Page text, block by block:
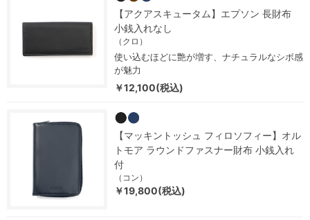
【アクアスキュータム】エプソン 長財布
小銭入れなし
（クロ）
使い込むほどに艶が増す、ナチュラルなシボ感
が魅力
￥12,100(税込)
【マッキントッシュ フィロソフィー】オル
トモア ラウンドファスナー財布 小銭入れ
付
（コン）
￥19,800(税込)